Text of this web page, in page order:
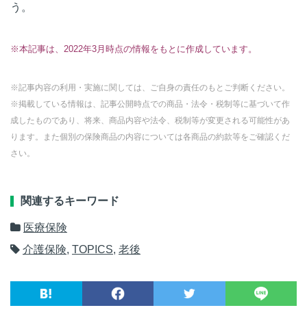
う。
※本記事は、2022年3月時点の情報をもとに作成しています。
※記事内容の利用・実施に関しては、ご自身の責任のもとご判断ください。
※掲載している情報は、記事公開時点での商品・法令・税制等に基づいて作
成したものであり、将来、商品内容や法令、税制等が変更される可能性があ
ります。また個別の保険商品の内容については各商品の約款等をご確認くだ
さい。
関連するキーワード
医療保険
介護保険, TOPICS, 老後